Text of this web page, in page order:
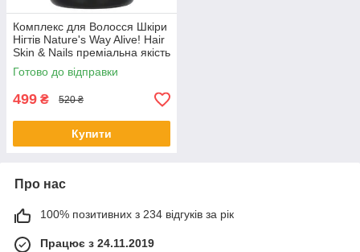
Комплекс для Волосся Шкіри
Нігтів Nature's Way Alive! Hair
Skin & Nails преміальна якість
60 мармеладок
Готово до відправки
499 ₴ 520 ₴
Купити
Про нас
100% позитивних з 234 відгуків за рік
Працює з 24.11.2019